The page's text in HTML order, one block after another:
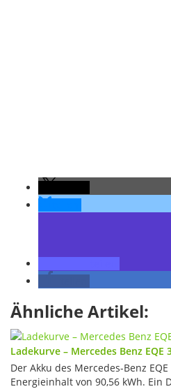
Ähnliche Artikel:
Ladekurve – Mercedes Benz EQE
Der Akku des Mercedes-Benz
Energieinhalt von 90,56 kWh. Ein